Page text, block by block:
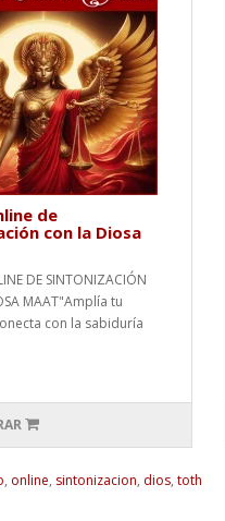
de
con la Diosa
DE SINTONIZACIÓN
MAAT"Amplía tu
con la sabiduría
, online, sintonizacion, dios, toth